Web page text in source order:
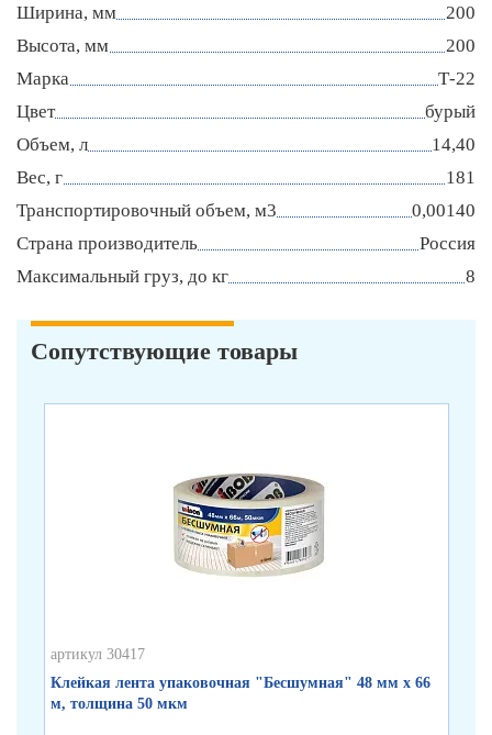
Ширина, мм
200
Высота, мм
200
Марка
Т-22
Цвет
бурый
Объем, л
14,40
Вес, г
181
Транспортировочный объем, м3
0,00140
Страна производитель
Россия
Максимальный груз, до кг
8
Сопутствующие товары
артикул 30417
Клейкая лента упаковочная "Бесшумная" 48 мм х 66
м, толщина 50 мкм